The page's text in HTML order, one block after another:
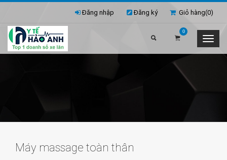
Giỏ hàng(0)
Đăng nhập Đăng ký
0
Máy massage toàn thân